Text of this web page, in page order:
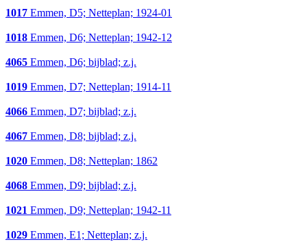
1017 Emmen, D5; Netteplan; 1924-01
1018 Emmen, D6; Netteplan; 1942-12
4065 Emmen, D6; bijblad; z.j.
1019 Emmen, D7; Netteplan; 1914-11
4066 Emmen, D7; bijblad; z.j.
4067 Emmen, D8; bijblad; z.j.
1020 Emmen, D8; Netteplan; 1862
4068 Emmen, D9; bijblad; z.j.
1021 Emmen, D9; Netteplan; 1942-11
1029 Emmen, E1; Netteplan; z.j.